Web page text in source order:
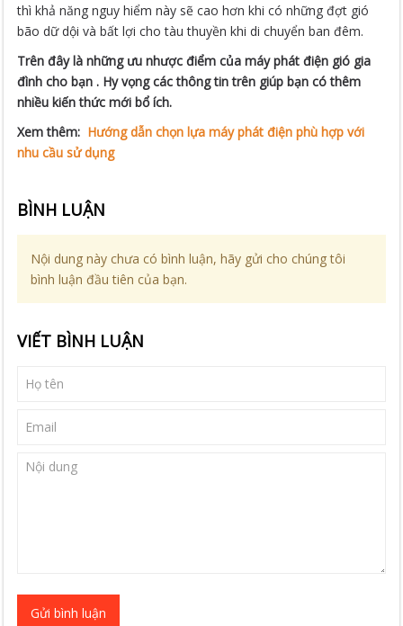
thì khả năng nguy hiểm này sẽ cao hơn khi có những đợt gió
bão dữ dội và bất lợi cho tàu thuyền khi di chuyển ban đêm.
Trên đây là những ưu nhược điểm của máy phát điện gió gia
đình cho bạn . Hy vọng các thông tin trên giúp bạn có thêm
nhiều kiến thức mới bổ ích.
Xem thêm: Hướng dẫn chọn lựa máy phát điện phù hợp với
nhu cầu sử dụng
BÌNH LUẬN
Nội dung này chưa có bình luận, hãy gửi cho chúng tôi
bình luận đầu tiên của bạn.
VIẾT BÌNH LUẬN
Gửi bình luận